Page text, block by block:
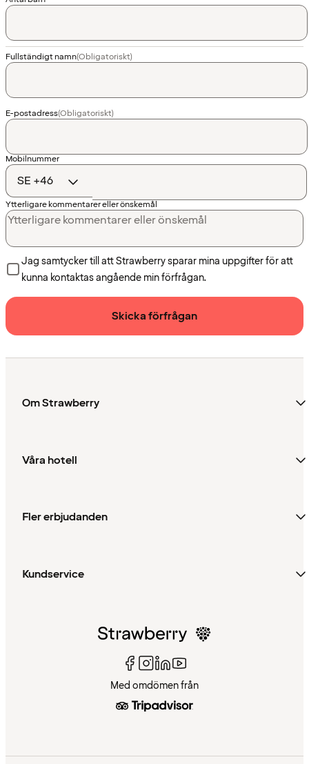
Fullständigt namn(Obligatoriskt)
E-postadress(Obligatoriskt)
Landskod
Mobilnummer
Ytterligare kommentarer eller önskemål
Jag samtycker till att Strawberry sparar mina uppgifter för att
kunna kontaktas angående min förfrågan.
Skicka förfrågan
Om Strawberry
Våra hotell
Fler erbjudanden
Kundservice
Med omdömen från